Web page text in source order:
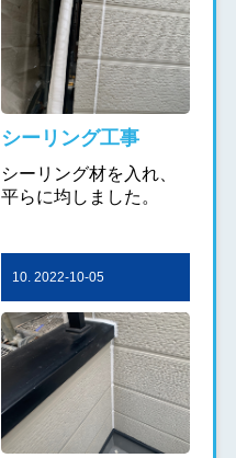
シーリング工事
シーリング材を入れ、
平らに均しました。
10. 2022-10-05